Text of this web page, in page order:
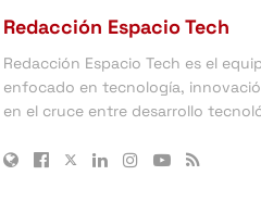
Redacción Espacio Tech
Redacción Espacio Tech es el
enfocado en tecnología,
en el cruce entre desarrollo